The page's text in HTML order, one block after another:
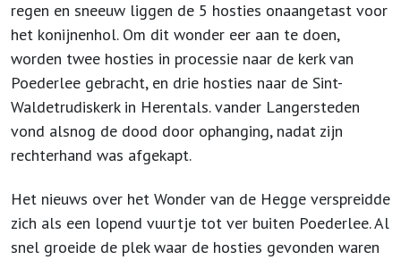
regen en sneeuw liggen de 5 hosties onaangetast voor
het konijnenhol. Om dit wonder eer aan te doen,
worden twee hosties in processie naar de kerk van
Poederlee gebracht, en drie hosties naar de Sint-
Waldetrudiskerk in Herentals. vander Langersteden
vond alsnog de dood door ophanging, nadat zijn
rechterhand was afgekapt.
Het nieuws over het Wonder van de Hegge verspreidde
zich als een lopend vuurtje tot ver buiten Poederlee. Al
snel groeide de plek waar de hosties gevonden waren